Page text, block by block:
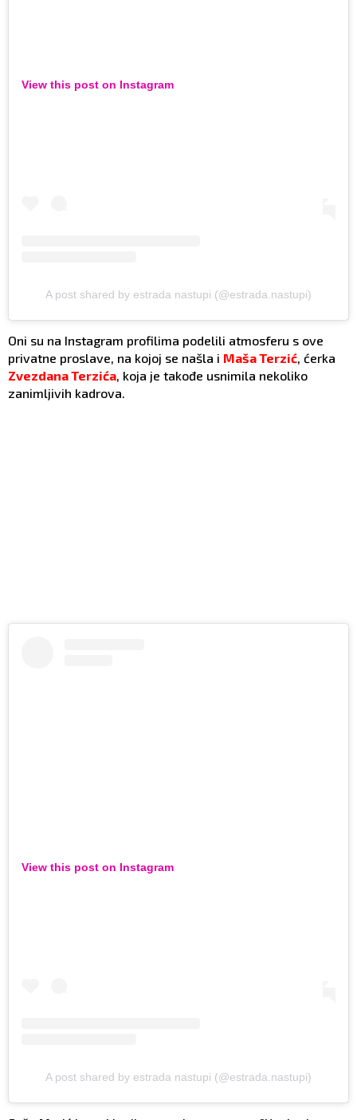
View this post on Instagram
A post shared by estrada nastupi (@estrada.nastupi)
Oni su na Instagram profilima podelili atmosferu s ove
privatne proslave, na kojoj se našla i Maša Terzić, ćerka
Zvezdana Terzića, koja je takođe usnimila nekoliko
zanimljivih kadrova.
View this post on Instagram
A post shared by estrada nastupi (@estrada.nastupi)